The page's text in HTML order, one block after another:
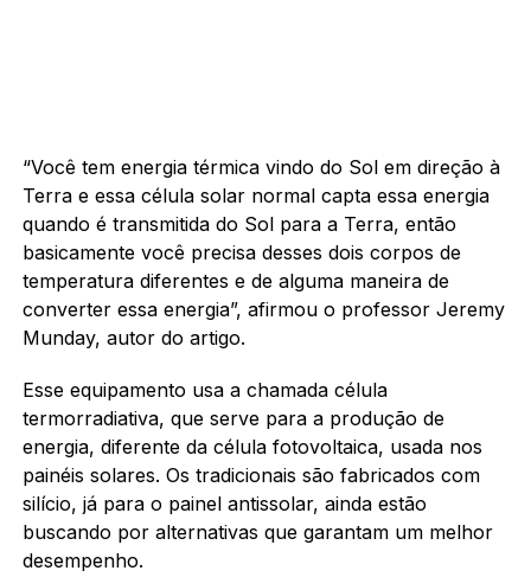
“Você tem energia térmica vindo do Sol em direção à
Terra e essa célula solar normal capta essa energia
quando é transmitida do Sol para a Terra, então
basicamente você precisa desses dois corpos de
temperatura diferentes e de alguma maneira de
converter essa energia”, afirmou o professor Jeremy
Munday, autor do artigo.
Esse equipamento usa a chamada célula
termorradiativa, que serve para a produção de
energia, diferente da célula fotovoltaica, usada nos
painéis solares. Os tradicionais são fabricados com
silício, já para o painel antissolar, ainda estão
buscando por alternativas que garantam um melhor
desempenho.